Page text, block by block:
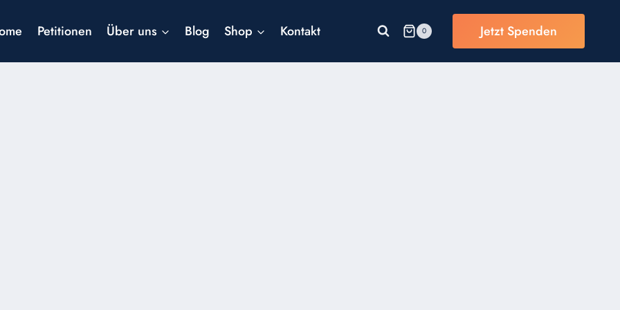
Petitionen Über uns Blog Shop Kontakt 0 Jetzt Spenden